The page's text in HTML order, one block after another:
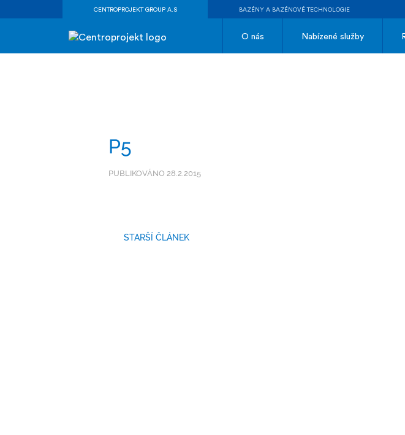
CENTROPROJEKT GROUP A.S BAZÉNY A BAZÉNOVÉ TECHNOLOGIE
O nás Nabízené služby
P5
PUBLIKOVÁNO 28.2.2015
STARŠÍ ČLÁNEK